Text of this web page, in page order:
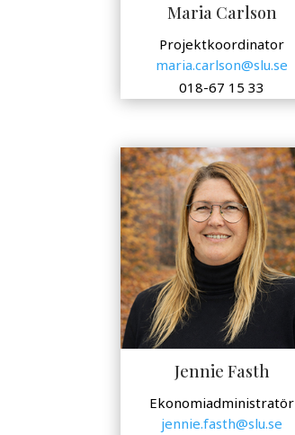
Maria Carlson
Projektkoordinator
maria.carlson@slu.se
018-67 15 33
Jennie Fasth
Ekonomiadministratör
jennie.fasth@slu.se